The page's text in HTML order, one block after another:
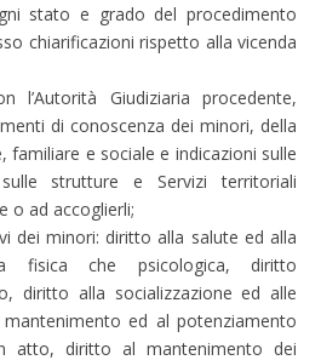
stato e grado del procedimento
chiarificazioni rispetto alla vicenda
l’Autorità Giudiziaria procedente,
di conoscenza dei minori, della
familiare e sociale e indicazioni sulle
strutture e Servizi territoriali
o ad accoglierli;
dei minori: diritto alla salute ed alla
fisica che psicologica, diritto
diritto alla socializzazione ed alle
ed al potenziamento
atto, diritto al mantenimento dei